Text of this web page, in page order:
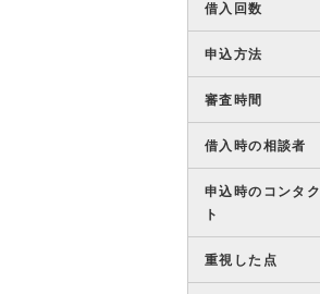
借入回数
申込方法
審査時間
借入時の相談者
申込時のコンタク
ト
重視した点